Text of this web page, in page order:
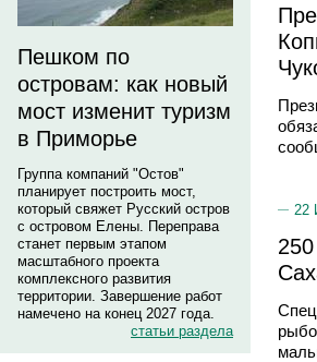
Пешком по
островам: как новый
мост изменит туризм
в Приморье
Группа компаний "Остов"
планирует построить мост,
который свяжет Русский остров
с островом Елены. Переправа
станет первым этапом
масштабного проекта
комплексного развития
территории. Завершение работ
намечено на конец 2027 года.
статьи раздела
22